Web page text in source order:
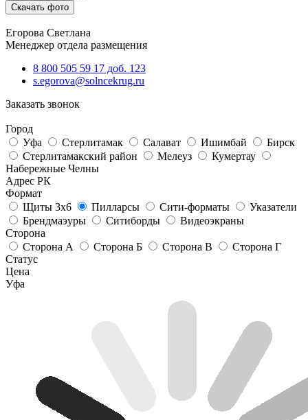
Скачать фото
Егорова Светлана
Менеджер отдела размещения
8 800 505 59 17 доб. 123
s.egorova@solncekrug.ru
Заказать звонок
Город
Уфа
Стерлитамак Салават Ишимбай
Бирск
Стерлитамакский район
Мелеуз
Кумертау
Набережные Челны
Адрес РК
Формат
Щиты 3х6
Пилларсы Сити-форматы
Указатели
Брендмаэуры
Ситиборды
Видеоэкраны
Сторона
Сторона А
Сторона Б Сторона В
Сторона Г
Статус
Цена
Уфа